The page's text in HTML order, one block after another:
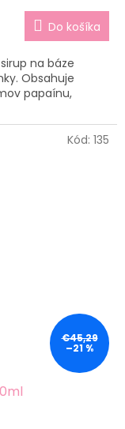
Do košíka
na báze
Obsahuje
papaínu,
€45,29
–21 %
Kód: 135